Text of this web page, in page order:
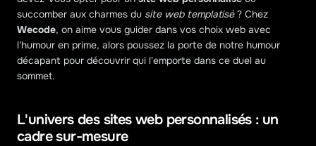
succomber aux charmes du site web templatisé
Wecode, on aime vous guider dans vos choix web avec
l'humour en prime, alors poussez la porte de notre humour
décapant pour découvrir qui l'emporte dans ce duel au
sommet.
L'univers des sites web personnalisés : un
cadre sur-mesure